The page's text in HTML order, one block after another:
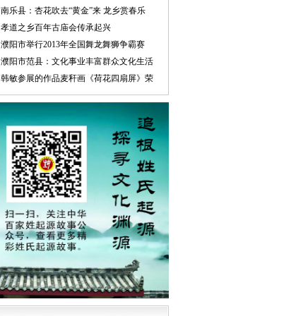
南乐县：杏花吹去“黄金”来 龙乡赏春乐
孝道之乡百年古庙会传承起兴
濮阳市举行2013年全国舞龙舞狮争霸赛
濮阳市范县：文化事业丰富群众文化生活
韩敏参展的作品麦秆画《荷花四扇屏》荣